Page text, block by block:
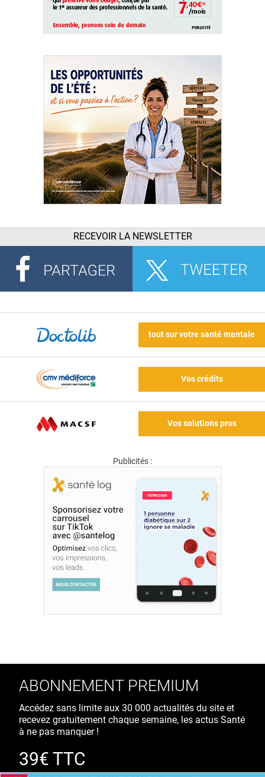
RECEVOIR LA NEWSLETTER
tout sur votre santé mentale
Vos crédits
Vos solutions pros
Publicités :
ABONNEMENT PREMIUM
Accédez sans limite aux 30 000 actualités du site et
recevez gratuitement chaque semaine, les actus Santé
à ne pas manquer !
39€ TTC